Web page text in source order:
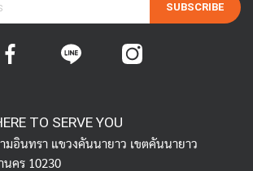
SUBSCRIBE
TO SERVE YOU
มอินทรา แขวงคันนายาว เขตคันนายาว
นคร 10230